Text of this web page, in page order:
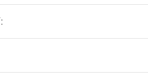
: